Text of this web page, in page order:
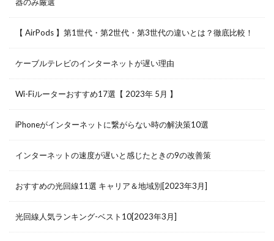
【 AirPods 】第1世代・第2世代・第3世代の違いとは？徹底比較！
ケーブルテレビのインターネットが遅い理由
Wi-Fiルーターおすすめ17選【 2023年 5月 】
iPhoneがインターネットに繋がらない時の解決策10選
インターネットの速度が遅いと感じたときの9の改善策
おすすめの光回線11選 キャリア＆地域別[2023年3月]
光回線人気ランキング-ベスト10[2023年3月]